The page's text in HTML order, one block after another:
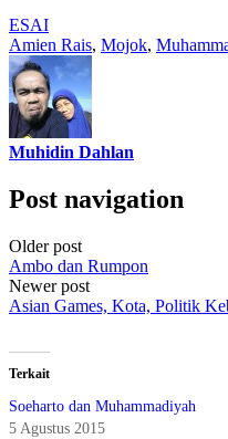
ESAI
Amien Rais, Mojok,
Muhidin Dahlan
Post navigation
Older post
Ambo dan Rumpon
Newer post
Asian Games, Kota, Politik
Terkait
Soeharto dan Muhammadiyah
5 Agustus 2015